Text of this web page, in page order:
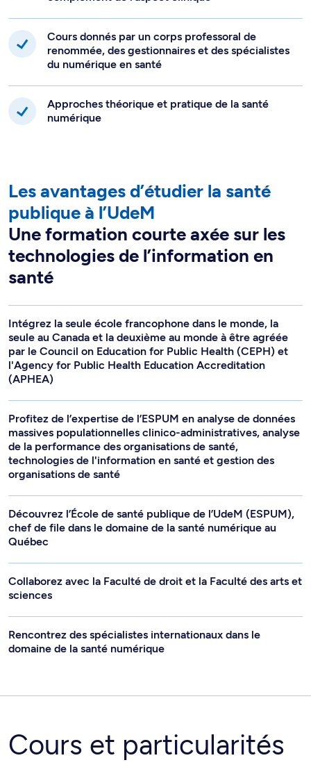
Cours donnés par un corps professoral de
renommée, des gestionnaires et des spécialistes
du numérique en santé
Approches théorique et pratique de la santé
numérique
Les avantages d’étudier la santé
publique à l’UdeM
Une formation courte axée sur les
technologies de l’information en
santé
Intégrez la seule école francophone dans le monde, la
seule au Canada et la deuxième au monde à être agréée
par le Council on Education for Public Health (CEPH) et
l'Agency for Public Health Education Accreditation
(APHEA)
Profitez de l’expertise de l’ESPUM en analyse de données
massives populationnelles clinico-administratives, analyse
de la performance des organisations de santé,
technologies de l'information en santé et gestion des
organisations de santé
Découvrez l’École de santé publique de l’UdeM (ESPUM),
chef de file dans le domaine de la santé numérique au
Québec
Collaborez avec la Faculté de droit et la Faculté des arts et
sciences
Rencontrez des spécialistes internationaux dans le
domaine de la santé numérique
Cours et particularités